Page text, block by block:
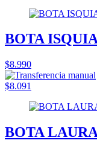
BOTA
$8.990
$8.091
BOTA